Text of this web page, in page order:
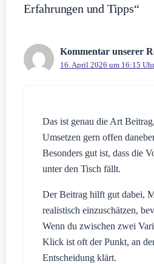
Erfahrungen und Tipps“
Kommentar unserer
16. April 2026 um 16:15 Uhr
Das ist genau die Art
Umsetzen gern offen
Besonders gut ist, dass die
unter den Tisch fällt.
Der Beitrag hilft gut dabei,
realistisch einzuschätzen,
Wenn du zwischen zwei
Klick ist oft der Punkt, an
Entscheidung klärt.